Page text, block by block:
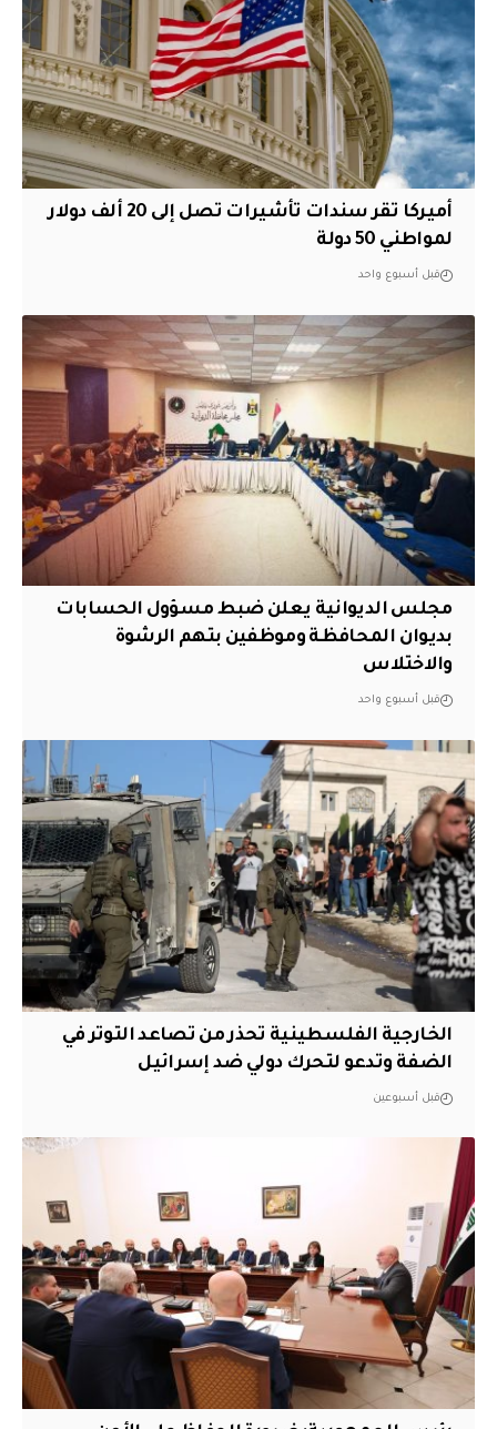
أميركا تقر سندات تأشيرات تصل إلى 20 ألف دولار
لمواطني 50 دولة
قبل أسبوع واحد
مجلس الديوانية يعلن ضبط مسؤول الحسابات
بديوان المحافظة وموظفين بتهم الرشوة
والاختلاس
قبل أسبوع واحد
الخارجية الفلسطينية تحذر من تصاعد التوتر في
الضفة وتدعو لتحرك دولي ضد إسرائيل
قبل أسبوعين